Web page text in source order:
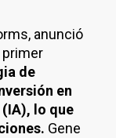
anunció
de
en
lo que
Gene